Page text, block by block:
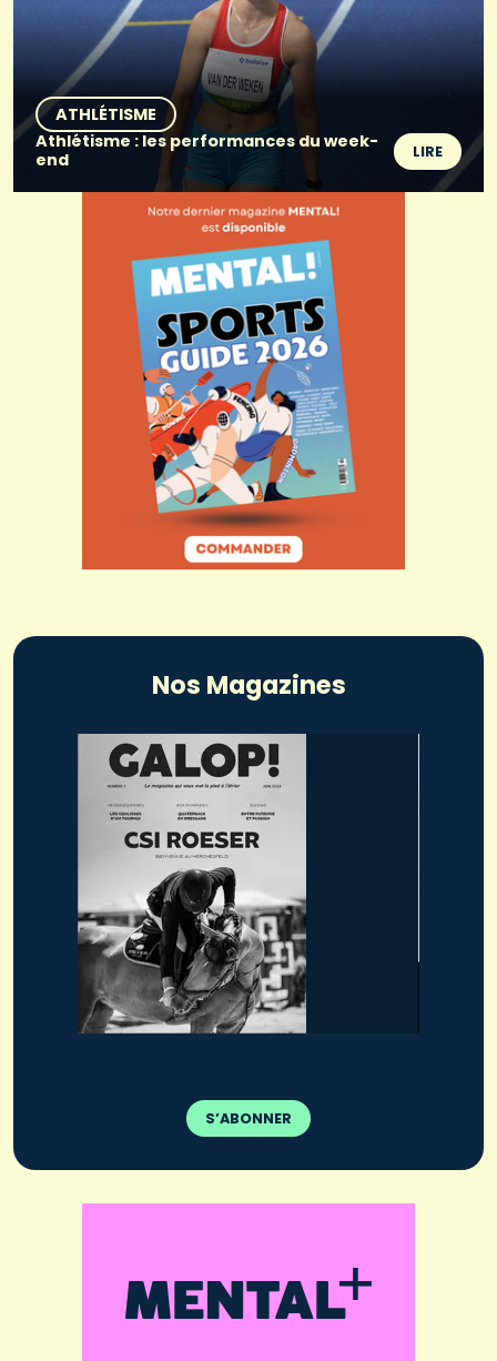
ATHLÉTISME
Athlétisme : les performances du week-
end
LIRE
Nos Magazines
S’ABONNER